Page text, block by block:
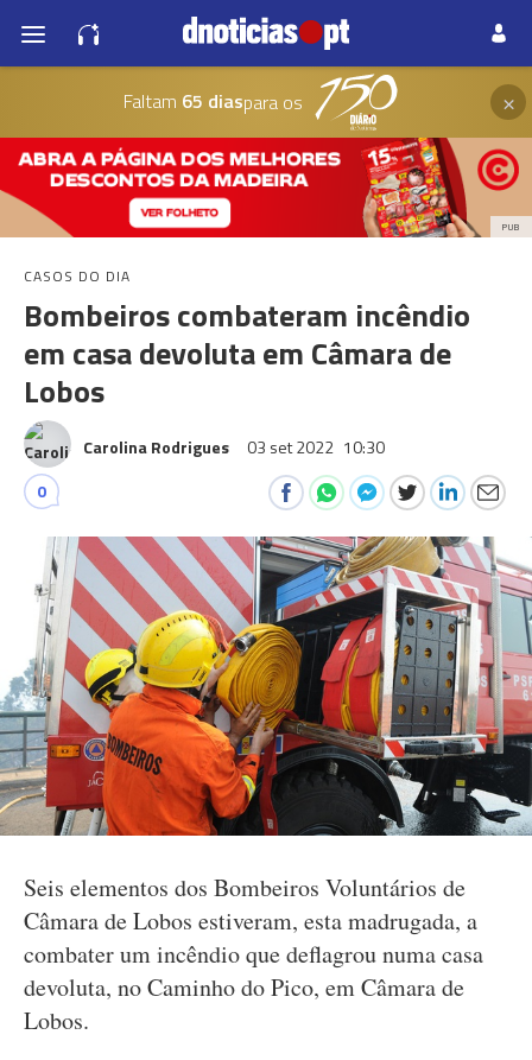
Faltam 65 diaspara os ×
PUB
CASOS DO DIA
Bombeiros combateram incêndio
em casa devoluta em Câmara de
Lobos
Carolina Rodrigues 03 set 2022 10:30
0
Seis elementos dos Bombeiros Voluntários de
Câmara de Lobos estiveram, esta madrugada, a
combater um incêndio que deflagrou numa casa
devoluta, no Caminho do Pico, em Câmara de
Lobos.